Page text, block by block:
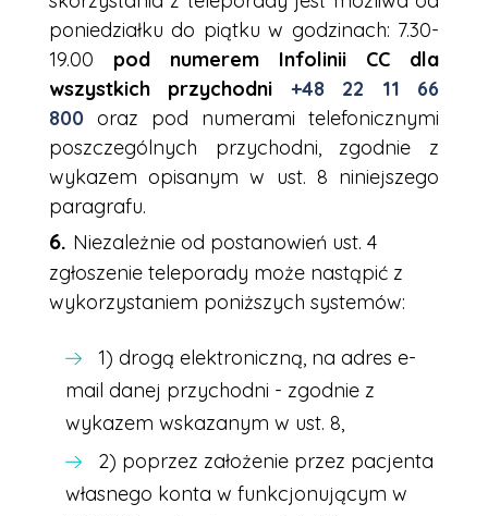
poniedziałku do piątku w godzinach: 7.30-
19.00 pod numerem Infolinii CC dla
wszystkich przychodni +48 22 11 66
800 oraz pod numerami telefonicznymi
poszczególnych przychodni, zgodnie z
wykazem opisanym w ust. 8 niniejszego
paragrafu.
Niezależnie od postanowień ust. 4
zgłoszenie teleporady może nastąpić z
wykorzystaniem poniższych systemów:
1) drogą elektroniczną, na adres e-
mail danej przychodni - zgodnie z
wykazem wskazanym w ust. 8,
2) poprzez założenie przez pacjenta
własnego konta w funkcjonującym w